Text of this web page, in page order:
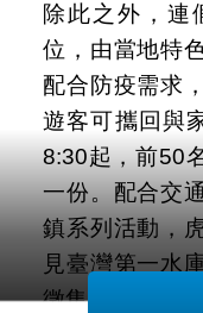
除此之外，連
位，由當地特
配合防疫需求
遊客可攜回與
8:30起，前50
一份。配合交
鎮系列活動，
見臺灣第一水
徵集了114幀老